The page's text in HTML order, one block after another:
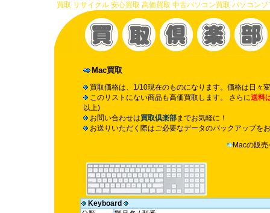
買取 リサイクル 安心買取 高価買取 中古パソコン買取 パソコン
Mac買取
買取価格は、1/10現在のものになります。価格は日々
このリストにない商品も高価買取します。 さらに送料
以上)
お問い合わせは買取倶楽部までお気軽に！
お送りいただく際はご必要なデータのバックアップを
Macの販
Keyboard